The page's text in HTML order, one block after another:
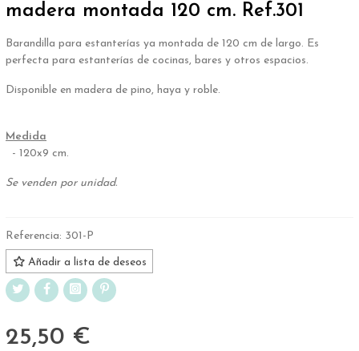
madera montada 120 cm. Ref.301
Barandilla para estanterías ya montada de 120 cm de largo. Es
perfecta para estanterías de cocinas, bares y otros espacios.
Disponible en madera de pino, haya y roble.
Medida
- 120x9 cm.
Se venden por unidad.
Referencia: 301-P
Añadir a lista de deseos
25,50 €